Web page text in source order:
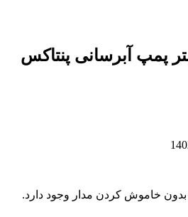
پمپ آبرسانی پنتاکس
بدون خاموش کردن مدار وجود دارد.